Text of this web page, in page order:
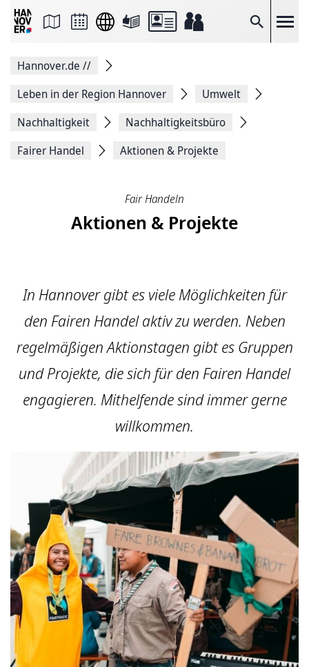
Suche
Seite
Facebook
teilen
Seitenlink
Seite
Hannover.de //
Leben in der Region Hannover
Umwelt
Nachhaltigkeit
Nachhaltigkeitsbüro
Fairer Handel
Aktionen & Projekte
Fair Handeln
Aktionen & Projekte
In Hannover gibt es viele Möglichkeiten für
den Fairen Handel aktiv zu werden. Neben
regelmäßigen Aktionstagen gibt es Gruppen
und Projekte, die sich für den Fairen Handel
engagieren. Mithelfende sind immer gerne
willkommen.